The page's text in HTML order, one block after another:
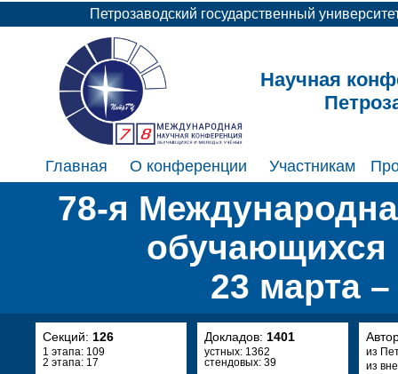
Петрозаводский государственный
Научная
Главная О конференции Участникам
78-я
23 марта
Секций: 126
1 этапа: 109
2 этапа: 17
Докладов: 1401
устных: 1362
стендовых: 39
из
из